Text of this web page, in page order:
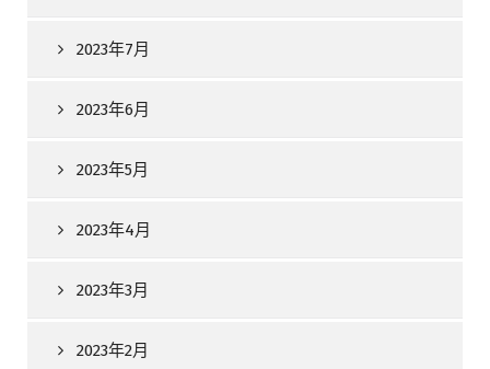
2023年7月
2023年6月
2023年5月
2023年4月
2023年3月
2023年2月